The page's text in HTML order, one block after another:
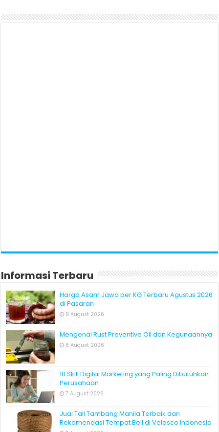
Informasi Terbaru
Harga Asam Jawa per KG Terbaru Agustus 2026
di Pasaran
9 August 2026
Mengenal Rust Preventive Oil dan Kegunaannya
8 August 2026
10 Skill Digital Marketing yang Paling Dibutuhkan
Perusahaan
7 August 2026
Jual Tali Tambang Manila Terbaik dan
Rekomendasi Tempat Beli di Velasco Indonesia